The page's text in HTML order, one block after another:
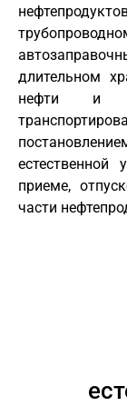
длительном
нефти и
приеме,
части